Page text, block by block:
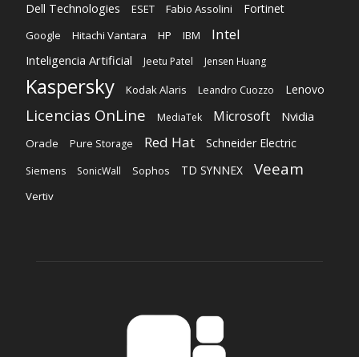
Dell Technologies ESET Fabio Assolini Fortinet
Google Hitachi Vantara HP IBM Intel
Inteligencia Artificial Jeetu Patel Jensen Huang
Kaspersky Kodak Alaris Leandro Cuozzo Lenovo
Licencias OnLine MediaTek Microsoft Nvidia
Oracle Pure Storage Red Hat Schneider Electric
Siemens SonicWall Sophos TD SYNNEX Veeam
Vertiv